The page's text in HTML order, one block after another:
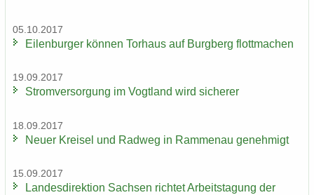
05.10.2017
Ei­len­bur­ger kön­nen Tor­haus auf Burg­berg flott­ma­chen
19.09.2017
Strom­ver­sor­gung im Vogt­land wird si­che­rer
18.09.2017
Neuer Krei­sel und Rad­weg in Ram­men­au ge­neh­migt
15.09.2017
Lan­des­di­rek­ti­on Sach­sen rich­tet Ar­beits­ta­gung der